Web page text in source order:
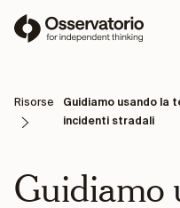
Risorse
Guidiamo usando la
incidenti stradali
Guidiamo